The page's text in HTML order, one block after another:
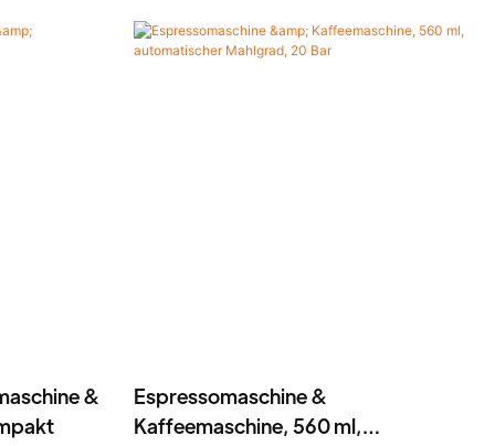
&
Espressomaschine &
Kaffeemaschine, 560 ml,